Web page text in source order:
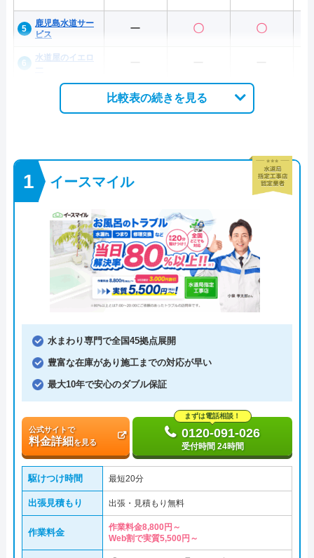
鹿児島水道サー
ビス
ー 〇 〇
水道屋のイエロ
比較表の続きを見る
イースマイル
水まわり専門で全国45拠点展開
豊富な在庫があり施工までの対応が早い
最大10年で安心のダブル保証
公式サイトで
料金詳細を見る
まずは電話相談！
0120-091-026
受付時間 24時間
駆けつけ時間 最短20分
出張見積もり 出張・見積もり無料
作業料金
作業料金8,800円～
Web割で実質5,500円～